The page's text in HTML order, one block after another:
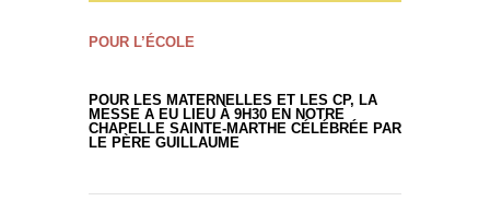
POUR L’ÉCOLE
POUR LES MATERNELLES ET LES CP, LA
MESSE A EU LIEU À 9H30 EN NOTRE
CHAPELLE SAINTE-MARTHE CÉLÉBRÉE PAR
LE PÈRE GUILLAUME